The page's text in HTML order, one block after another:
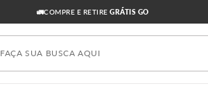
🚛COMPRE E RETIREGRÁTIS GO
Faça sua busca aqui